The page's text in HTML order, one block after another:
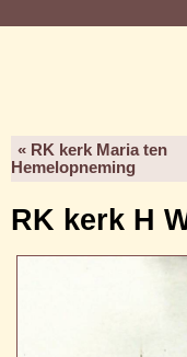
« RK kerk Maria ten
Hemelopneming
RK kerk H